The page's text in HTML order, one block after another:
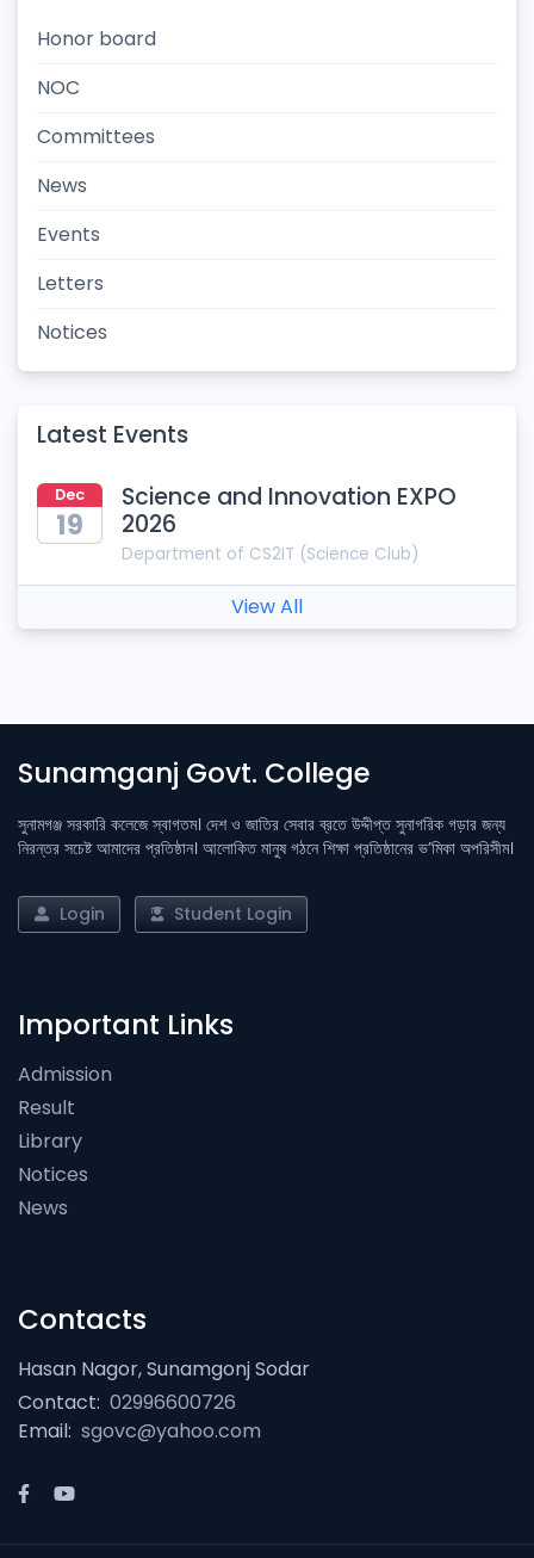
Honor board
NOC
Committees
News
Events
Letters
Notices
Latest Events
Dec
19
Science and Innovation EXPO
2026
Department of CS2IT (Science Club)
View All
Sunamganj Govt. College
সুনামগঞ্জ সরকারি কলেজে স্বাগতম। দেশ ও জাতির সেবার ব্রতে উদ্দীপ্ত সুনাগরিক গড়ার জন্য
নিরন্তর সচেষ্ট আমাদের প্রতিষ্ঠান। আলোকিত মানুষ গঠনে শিক্ষা প্রতিষ্ঠানের ভ’মিকা অপরিসীম।
Login Student Login
Important Links
Admission
Result
Library
Notices
News
Contacts
Hasan Nagor, Sunamgonj Sodar
Contact: 02996600726
Email: sgovc@yahoo.com